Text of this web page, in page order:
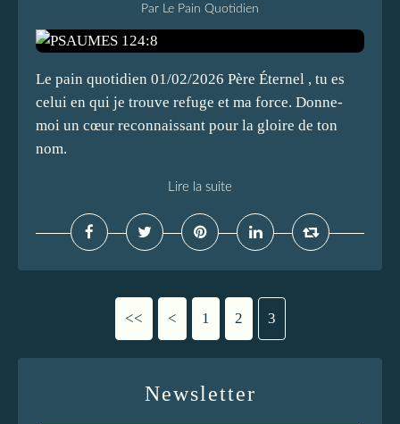
Par Le Pain Quotidien
Le pain quotidien 01/02/2026 Père Éternel , tu es
celui en qui je trouve refuge et ma force. Donne-
moi un cœur reconnaissant pour la gloire de ton
nom.
Lire la suite
<< < 1 2 3
Newsletter